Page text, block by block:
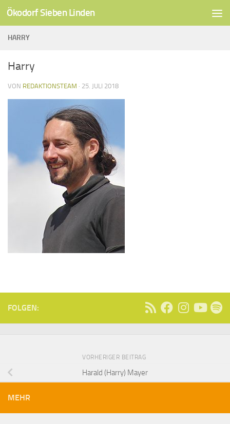
Unter dem Inhalt
Ökodorf Sieben Linden
HARRY
Harry
VON REDAKTIONSTEAM · 25. JULI 2018
FOLGEN:
VORHERIGER BEITRAG
Harald (Harry) Mayer
MEHR